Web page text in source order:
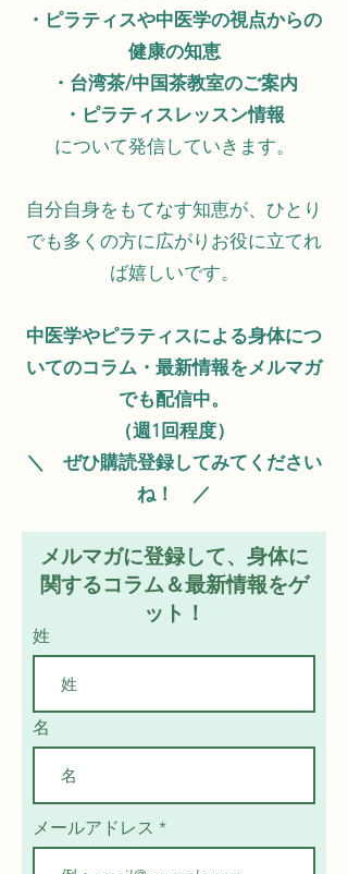
・ピラティスや中医学の視点からの
健康の知恵
・台湾茶/中国茶教室のご案内
・ピラティスレッスン情報
について発信していきます。
自分自身をもてなす知恵が、ひとり
でも多くの方に広がりお役に立てれ
ば嬉しいです。
中医学やピラティスによる身体につ
いてのコラム・最新情報をメルマガ
でも配信中。
​（週1回程度）
＼ ぜひ購読登録してみてください
ね！ ／
メルマガに登録して、身体に
関するコラム＆最新情報をゲ
ット！
姓
名
メールアドレス